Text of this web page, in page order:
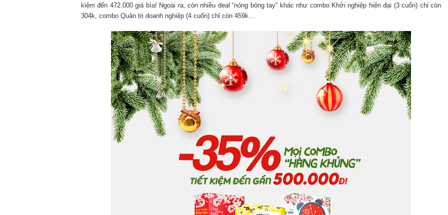
kiệm đến 472.000 giá bìa! Ngoài ra, còn nhiều deal “nóng bỏng tay” khác như combo Khởi nghiệp hiện đại (3 cuốn) chỉ còn
304k, combo Quản trị doanh nghiệp (4 cuốn) chỉ còn 459k…